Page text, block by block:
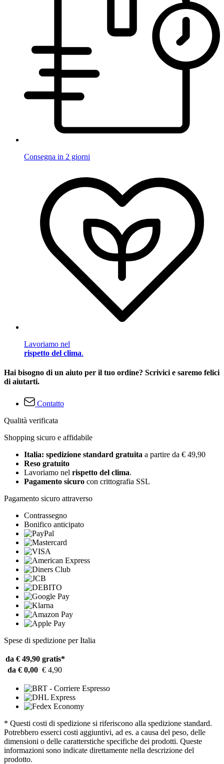
Consegna in 2 giorni
Lavoriamo nel
rispetto del clima.
Hai bisogno di un aiuto per il tuo ordine? Scrivici e saremo felici
di aiutarti.
Contatto
Qualità verificata
Shopping sicuro e affidabile
Italia: spedizione standard gratuita a partire da € 49,90
Reso gratuito
Lavoriamo nel rispetto del clima.
Pagamento sicuro con crittografia SSL
Pagamento sicuro attraverso
Contrassegno
Bonifico anticipato
Spese di spedizione per Italia
da € 49,90 gratis*
da € 0,00 € 4,90
* Questi costi di spedizione si riferiscono alla spedizione standard.
Potrebbero esserci costi aggiuntivi, ad es. a causa del peso, delle
dimensioni o delle caratterstiche specifiche dei prodotti. Queste
informazioni sono indicate direttamente nella descrizione del
prodotto.